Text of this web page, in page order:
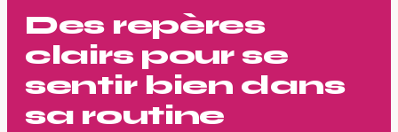
Des repères
clairs pour se
sentir bien dans
sa routine